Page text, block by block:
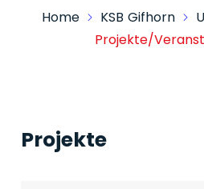
Home KSB Gifhorn
Projekte/
Projekte